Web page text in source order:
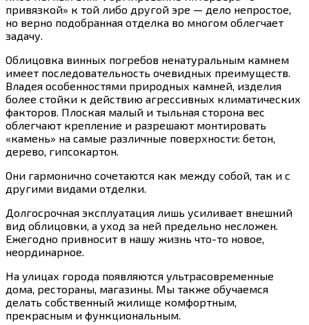
привязкой» к той либо другой эре — дело непростое,
но верно подобранная отделка во многом облегчает
задачу.
Облицовка винных погребов ненатуральным камнем
имеет последовательность очевидных преимуществ.
Владея особенностями природных камней, изделия
более стойки к действию агрессивных климатических
факторов. Плоская малый и тыльная сторона вес
облегчают крепление и разрешают монтировать
«камень» на самые различные поверхности: бетон,
дерево, гипсокартон.
Они гармонично сочетаются как между собой, так и с
другими видами отделки.
Долгосрочная эксплуатация лишь усиливает внешний
вид облицовки, а уход за ней предельно несложен.
Ежегодно привносит в нашу жизнь что-то новое,
неординарное.
На улицах города появляются ультрасовременные
дома, рестораны, магазины. Мы также обучаемся
делать собственный жилище комфортным,
прекрасным и функциональным.